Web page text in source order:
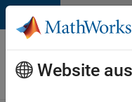
Weiter zum Inhalt
Karriere
bei
MathWorks
Website